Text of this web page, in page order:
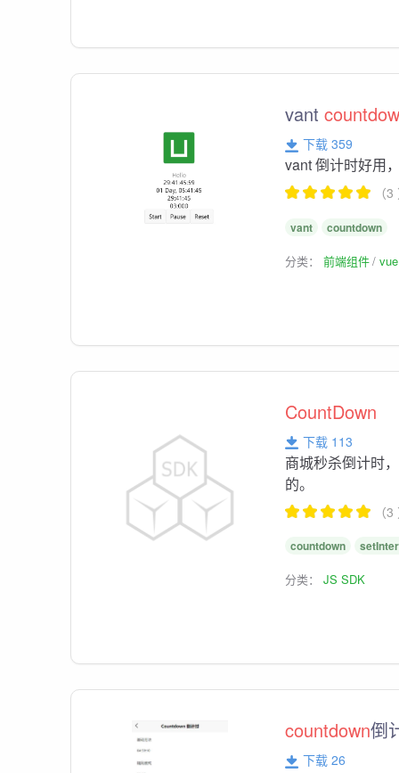
vant
下载 359
vant 倒计时好用
（
vant countdown
分类：前端组件
CountDown
下载 113
商城秒杀倒计时
的。
（
countdown
分类：JS SDK
countdown倒
下载 26